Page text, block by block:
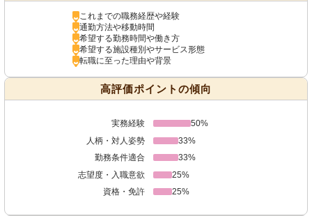
これまでの職務経歴や経験
通勤方法や移動時間
希望する勤務時間や働き方
希望する施設種別やサービス形態
転職に至った理由や背景
高評価ポイントの傾向
実務経験
50%
人柄・対人姿勢
33%
勤務条件適合
33%
志望度・入職意欲
25%
資格・免許
25%